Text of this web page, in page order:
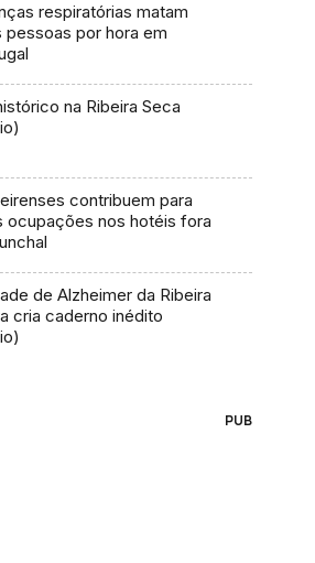
respiratórias matam
pessoas por hora em
na Ribeira Seca
contribuem para
ocupações nos hotéis fora
de Alzheimer da Ribeira
cria caderno inédito
PUB